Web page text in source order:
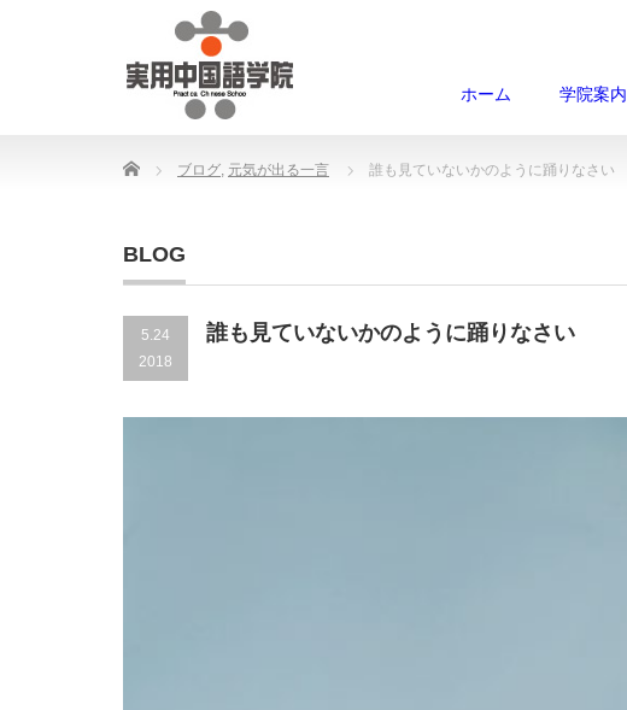
ホーム 学院案内
Home ブログ, 元気が出る一言 誰も見ていないかのように踊りなさい
BLOG
5.24
2018
誰も見ていないかのように踊りなさい